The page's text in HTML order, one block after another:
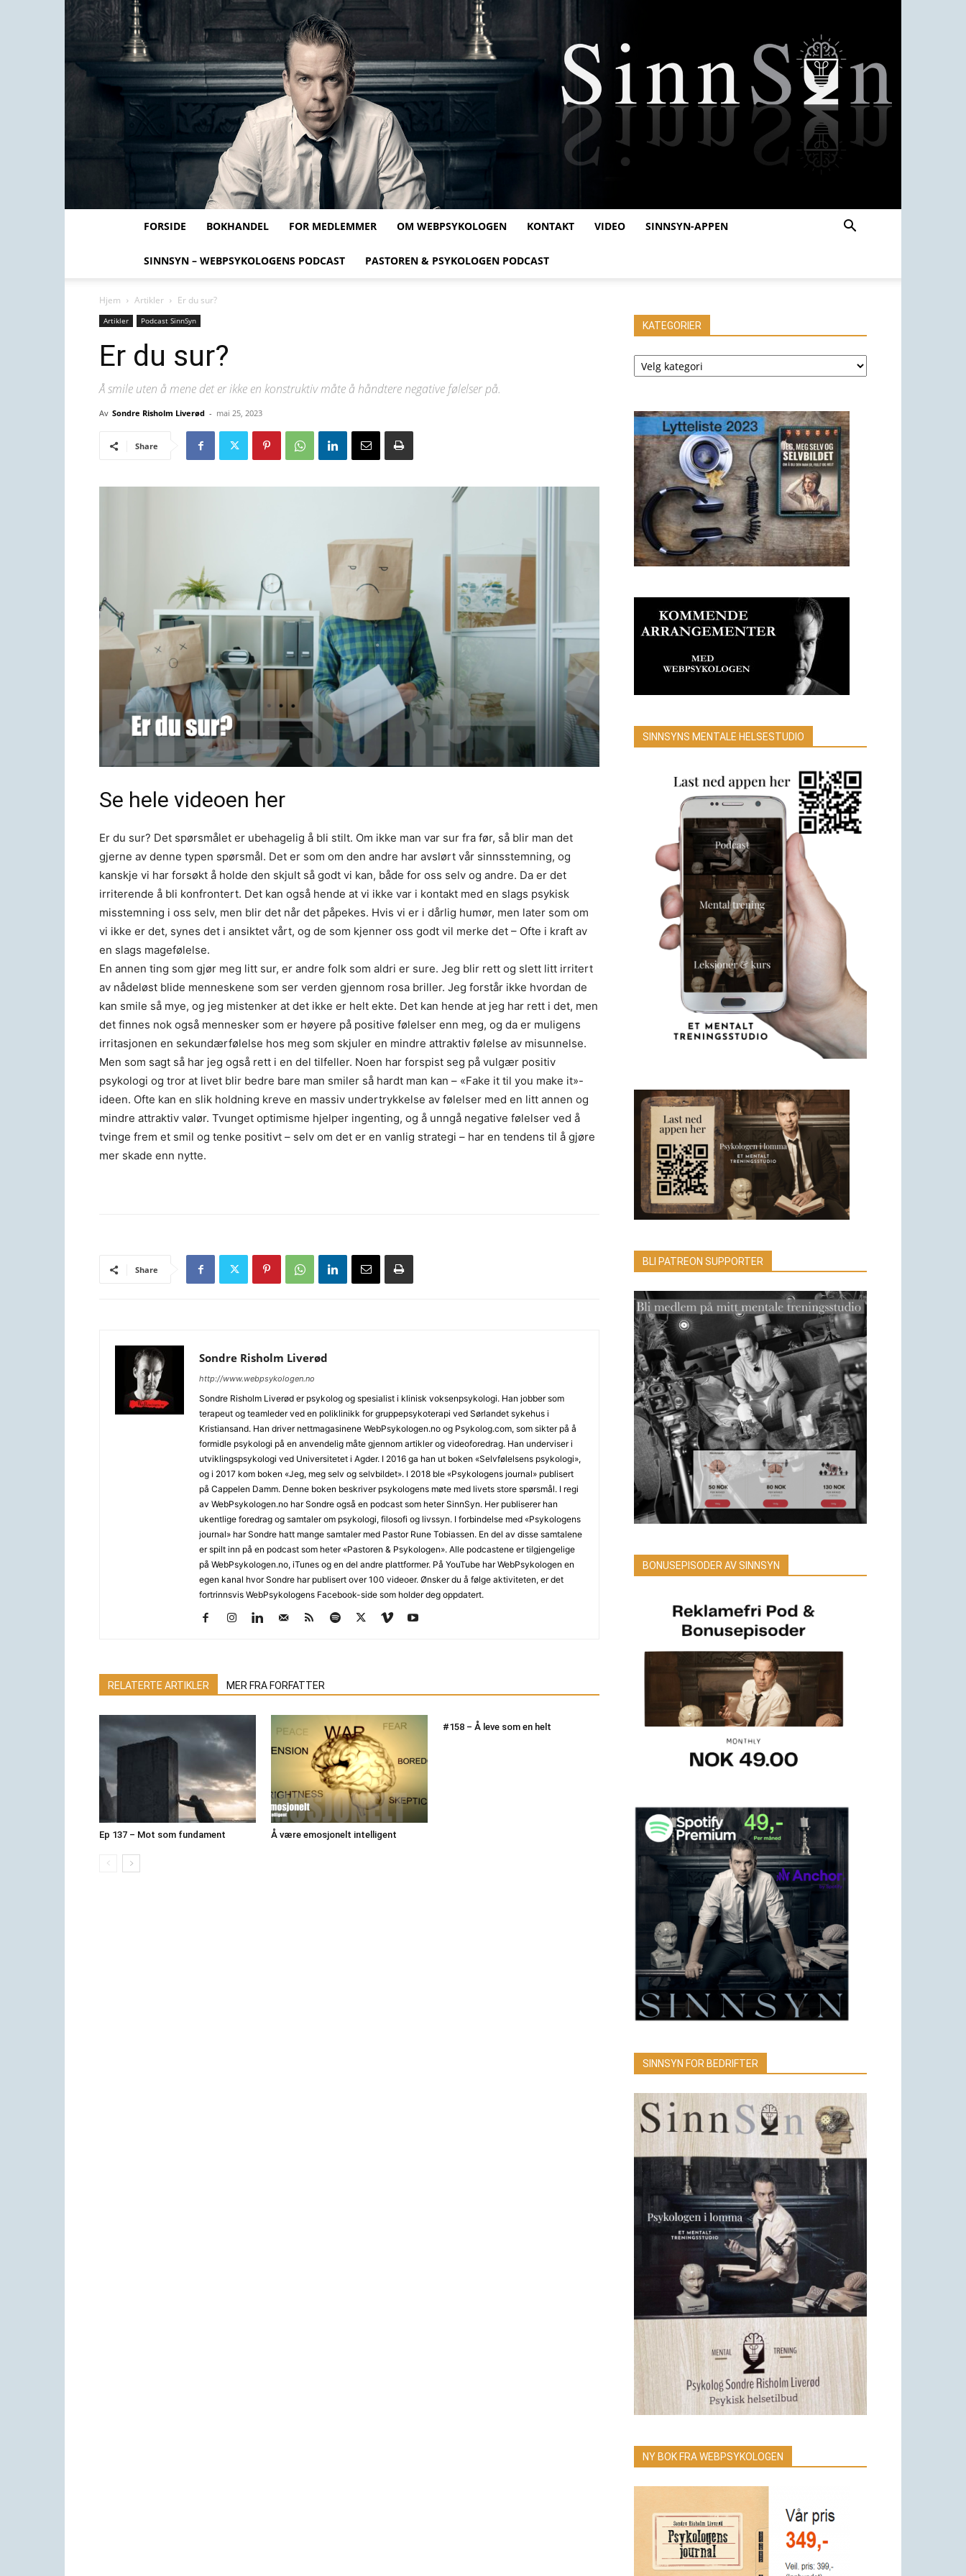
Webpsykologen
FORSIDE BOKHANDEL FOR MEDLEMMER OM WEBPSYKOLOGEN KONTAKT VIDEO SINNSYN-APPEN
SINNSYN – WEBPSYKOLOGENS PODCAST PASTOREN & PSYKOLOGEN PODCAST
Hjem Artikler Er du sur?
Artikler Podcast SinnSyn
Er du sur?
Å smile uten å mene det er ikke en konstruktiv måte å håndtere negative følelser på.
Av Sondre Risholm Liverød - mai 25, 2023
Share
Se hele videoen her
Er du sur? Det spørsmålet er ubehagelig å bli stilt. Om ikke man var sur fra før, så blir man det
gjerne av denne typen spørsmål. Det er som om den andre har avslørt vår sinnsstemning, og
kanskje vi har forsøkt å holde den skjult så godt vi kan, både for oss selv og andre. Da er det
irriterende å bli konfrontert. Det kan også hende at vi ikke var i kontakt med en slags psykisk
misstemning i oss selv, men blir det når det påpekes. Hvis vi er i dårlig humør, men later som om
vi ikke er det, synes det i ansiktet vårt, og de som kjenner oss godt vil merke det – Ofte i kraft av
en slags magefølelse.
En annen ting som gjør meg litt sur, er andre folk som aldri er sure. Jeg blir rett og slett litt irritert
av nådeløst blide menneskene som ser verden gjennom rosa briller. Jeg forstår ikke hvordan de
kan smile så mye, og jeg mistenker at det ikke er helt ekte. Det kan hende at jeg har rett i det, men
det finnes nok også mennesker som er høyere på positive følelser enn meg, og da er muligens
irritasjonen en sekundærfølelse hos meg som skjuler en mindre attraktiv følelse av misunnelse.
Men som sagt så har jeg også rett i en del tilfeller. Noen har forspist seg på vulgær positiv
psykologi og tror at livet blir bedre bare man smiler så hardt man kan – «Fake it til you make it»-
ideen. Ofte kan en slik holdning kreve en massiv undertrykkelse av følelser med en litt annen og
mindre attraktiv valør. Tvunget optimisme hjelper ingenting, og å unngå negative følelser ved å
tvinge frem et smil og tenke positivt – selv om det er en vanlig strategi – har en tendens til å gjøre
mer skade enn nytte.
Share
Sondre Risholm Liverød
http://www.webpsykologen.no
Sondre Risholm Liverød er psykolog og spesialist i klinisk voksenpsykologi. Han jobber som
terapeut og teamleder ved en poliklinikk for gruppepsykoterapi ved Sørlandet sykehus i
Kristiansand. Han driver nettmagasinene WebPsykologen.no og Psykolog.com, som sikter på å
formidle psykologi på en anvendelig måte gjennom artikler og videoforedrag. Han underviser i
utviklingspsykologi ved Universitetet i Agder. I 2016 ga han ut boken «Selvfølelsens psykologi»,
og i 2017 kom boken «Jeg, meg selv og selvbildet». I 2018 ble «Psykologens journal» publisert
på Cappelen Damm. Denne boken beskriver psykologens møte med livets store spørsmål. I regi
av WebPsykologen.no har Sondre også en podcast som heter SinnSyn. Her publiserer han
ukentlige foredrag og samtaler om psykologi, filosofi og livssyn. I forbindelse med «Psykologens
journal» har Sondre hatt mange samtaler med Pastor Rune Tobiassen. En del av disse samtalene
er spilt inn på en podcast som heter «Pastoren & Psykologen». Alle podcastene er tilgjengelige
på WebPsykologen.no, iTunes og en del andre plattformer. På YouTube har WebPsykologen en
egen kanal hvor Sondre har publisert over 100 videoer. Ønsker du å følge aktiviteten, er det
fortrinnsvis WebPsykologens Facebook-side som holder deg oppdatert.
RELATERTE ARTIKLER MER FRA FORFATTER
Ep 137 – Mot som fundament Å være emosjonelt intelligent
#158 – Å leve som en helt
KATEGORIER
KATEGORIER
SINNSYNS MENTALE HELSESTUDIO
BLI PATREON SUPPORTER
BONUSEPISODER AV SINNSYN
SINNSYN FOR BEDRIFTER
NY BOK FRA WEBPSYKOLOGEN